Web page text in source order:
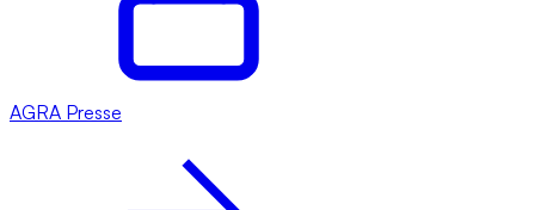
AGRA Presse